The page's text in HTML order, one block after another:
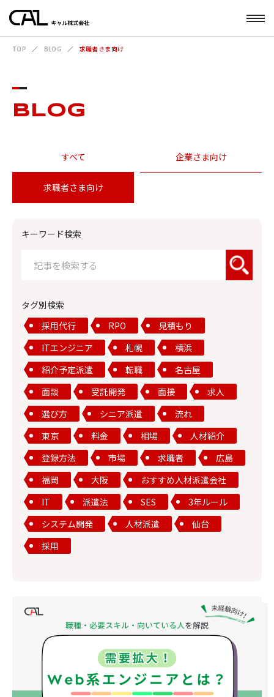
TOP BLOG 求職者さま向け
BLOG
すべて 企業さま向け
求職者さま向け
キーワード検索
タグ別検索
採用代行
RPO
見積もり
ITエンジニア
札幌
横浜
紹介予定派遣
転職
名古屋
面談
受託開発 面接
求人
選び方
シニア派遣
流れ
東京
料金 相場
人材紹介
登録方法
市場 求職者
広島
福岡
大阪
おすすめ人材派遣会社
IT
派遣法 SES
3年ルール
システム開発
人材派遣
仙台
採用